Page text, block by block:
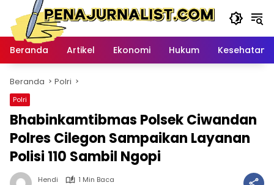
Langsung
konten
Beranda
Artikel Ekonomi Hukum Kesehatan
Beranda Polri
Polri
Bhabinkamtibmas Polsek Ciwandan
Polres Cilegon Sampaikan Layanan
Polisi 110 Sambil Ngopi
Hendi
1 Min Baca